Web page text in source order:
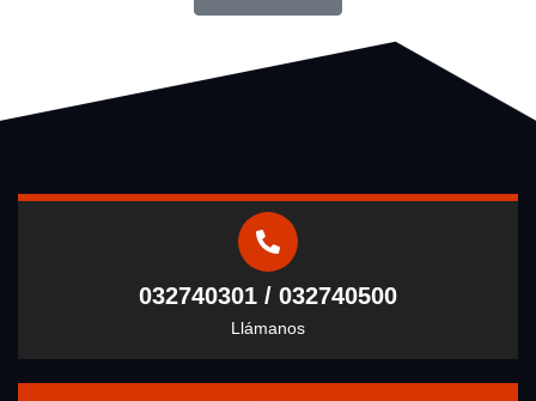
032740301 / 032740500
Llámanos